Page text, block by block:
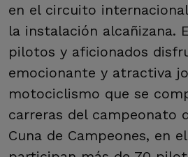
en el circuito
la instalación alcañizana.
pilotos y aficionados
emocionante y atractiva
motociclismo que se
carreras del campeonato
Cuna de Campeones, en